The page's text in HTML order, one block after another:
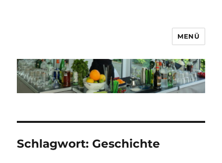
MENÜ
Schlagwort: Geschichte